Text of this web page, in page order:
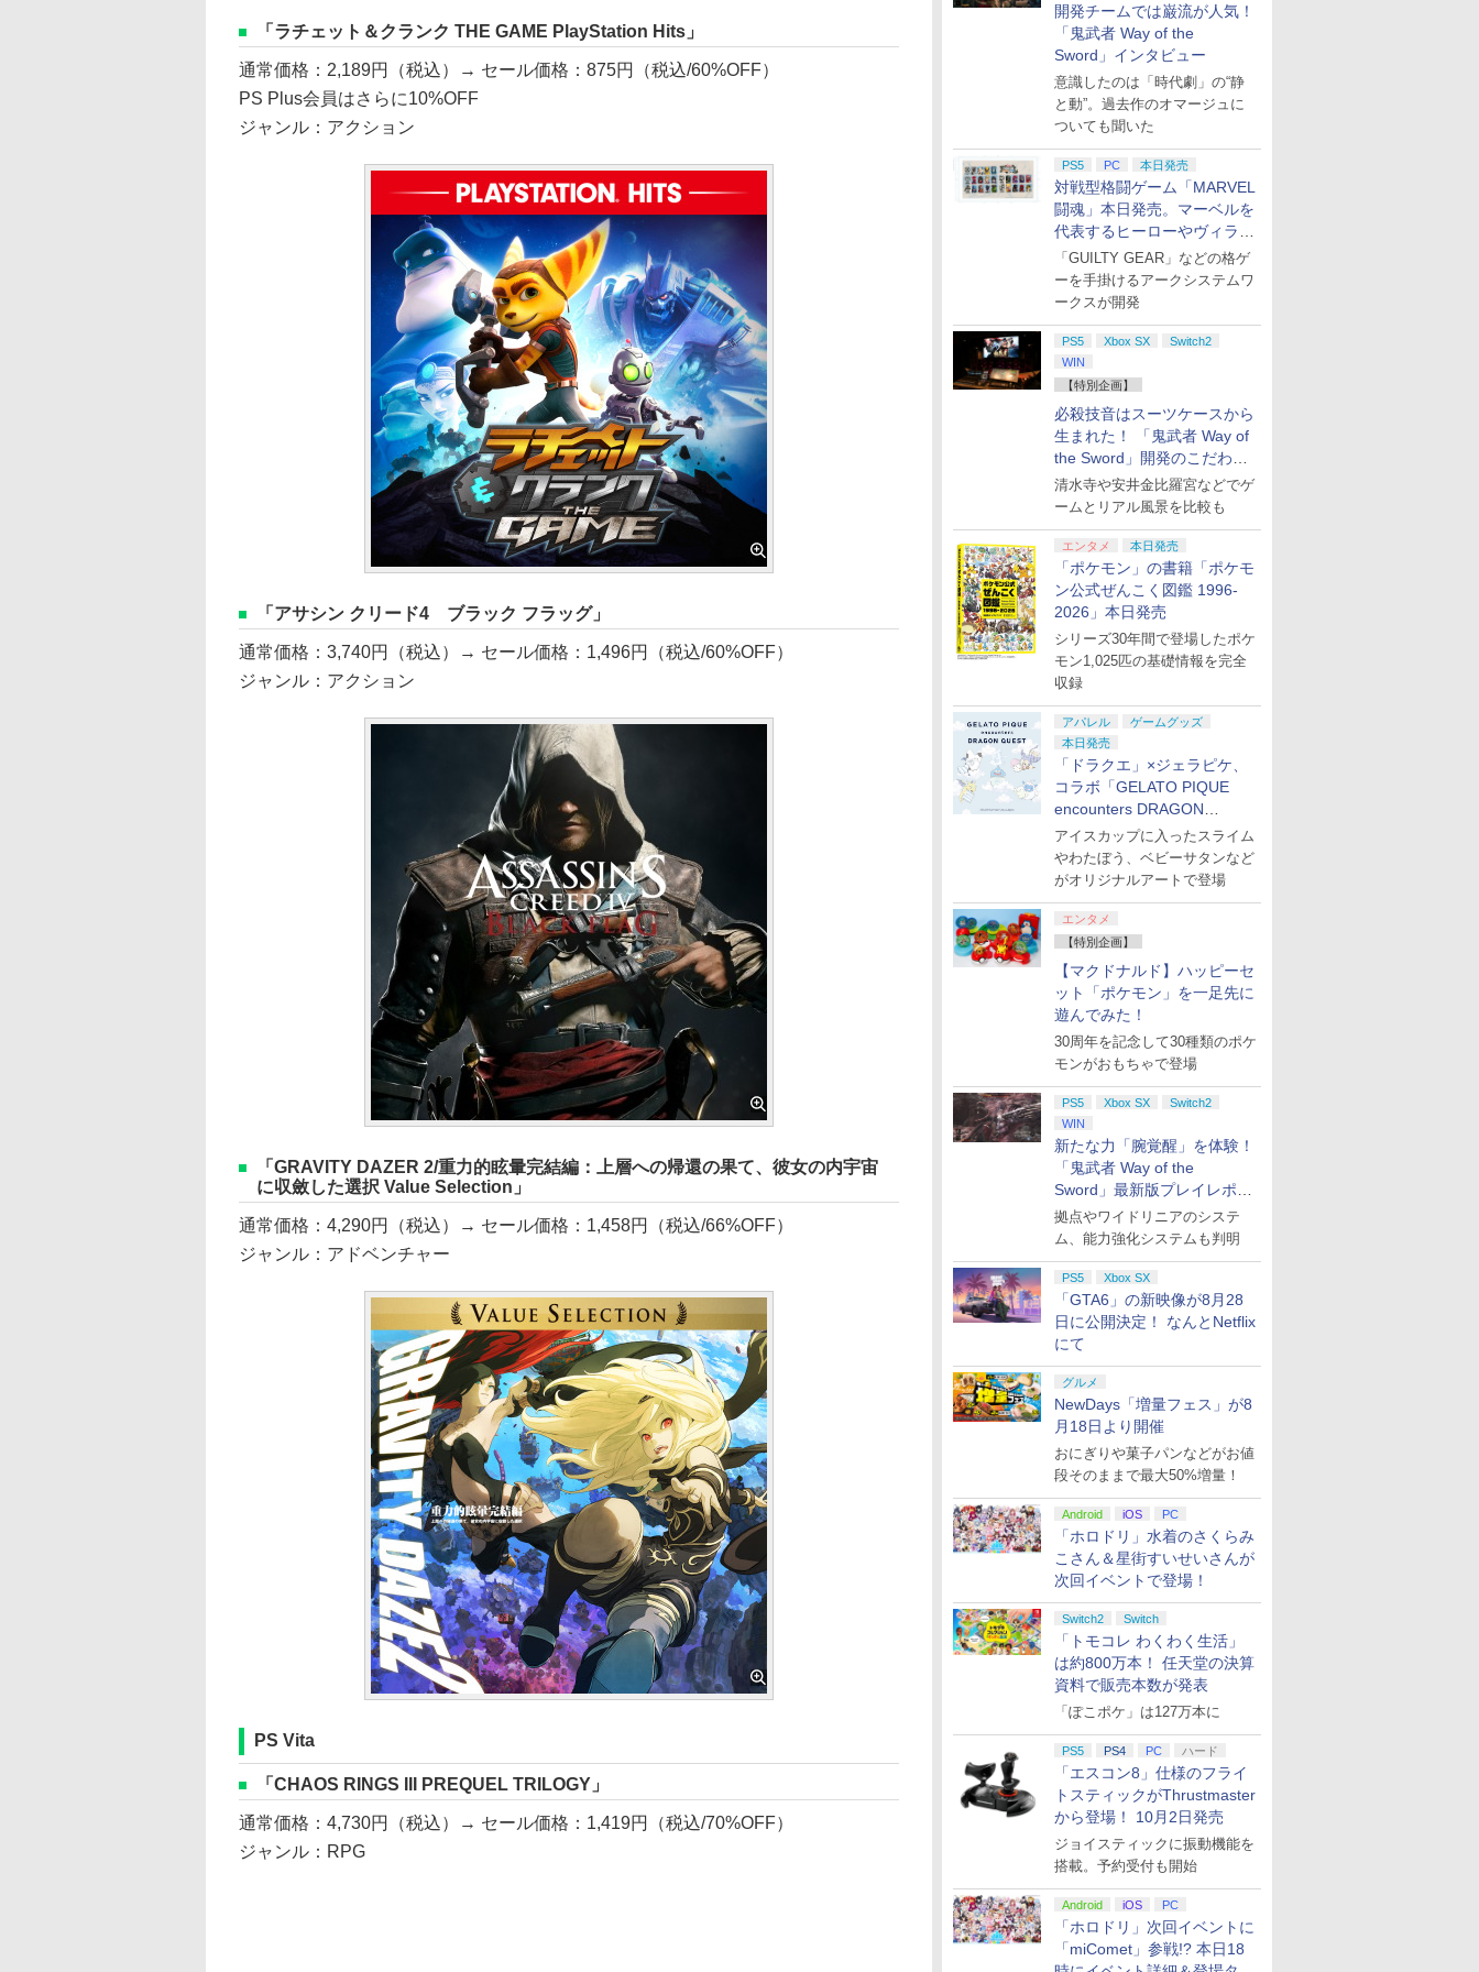
開発チームでは巌流が人気！
「鬼武者 Way of the
Sword」インタビュー
意識したのは「時代劇」の“静
と動”。過去作のオマージュに
ついても聞いた
PS5 PC 本日発売
対戦型格闘ゲーム「MARVEL
闘魂」本日発売。マーベルを
代表するヒーローやヴィラン
たちが登場
「GUILTY GEAR」などの格ゲ
ーを手掛けるアークシステムワ
ークスが開発
PS5 Xbox SX
Switch2
WIN
【特別企画】
必殺技音はスーツケースから
生まれた！ 「鬼武者 Way of
the Sword」開発のこだわり
を目撃！
清水寺や安井金比羅宮などでゲ
ームとリアル風景を比較も
エンタメ 本日発売
「ポケモン」の書籍「ポケモ
ン公式ぜんこく図鑑 1996-
2026」本日発売
シリーズ30年間で登場したポケ
モン1,025匹の基礎情報を完全
収録
アパレル
ゲームグッズ
本日発売
「ドラクエ」×ジェラピケ、
コラボ「GELATO PIQUE
encounters DRAGON
QUEST」第2弾が本日発売
アイスカップに入ったスライム
やわたぼう、ベビーサタンなど
がオリジナルアートで登場
エンタメ
【特別企画】
【マクドナルド】ハッピーセ
ット「ポケモン」を一足先に
遊んでみた！
30周年を記念して30種類のポケ
モンがおもちゃで登場
PS5 Xbox SX
Switch2
WIN
新たな力「腕覚醒」を体験！
「鬼武者 Way of the
Sword」最新版プレイレポー
ト
拠点やワイドリニアのシステ
ム、能力強化システムも判明
PS5 Xbox SX
「GTA6」の新映像が8月28
日に公開決定！ なんとNetflix
にて
グルメ
NewDays「増量フェス」が8
月18日より開催
おにぎりや菓子パンなどがお値
段そのままで最大50%増量！
Android iOS PC
「ホロドリ」水着のさくらみ
こさん＆星街すいせいさんが
次回イベントで登場！
Switch2 Switch
「トモコレ わくわく生活」
は約800万本！ 任天堂の決算
資料で販売本数が発表
「ぽこポケ」は127万本に
PS5 PS4 PC ハード
「エスコン8」仕様のフライ
トスティックがThrustmaster
から登場！ 10月2日発売
ジョイスティックに振動機能を
搭載。予約受付も開始
Android iOS PC
「ホロドリ」次回イベントに
「miComet」参戦!? 本日18
「ラチェット＆クランク THE GAME PlayStation Hits」
通常価格：2,189円（税込）→ セール価格：875円（税込/60%OFF）
PS Plus会員はさらに10%OFF
ジャンル：アクション
「アサシン クリード4 ブラック フラッグ」
通常価格：3,740円（税込）→ セール価格：1,496円（税込/60%OFF）
ジャンル：アクション
「GRAVITY DAZER 2/重力的眩暈完結編：上層への帰還の果て、彼女の内宇宙
に収斂した選択 Value Selection」
通常価格：4,290円（税込）→ セール価格：1,458円（税込/66%OFF）
ジャンル：アドベンチャー
PS Vita
「CHAOS RINGS III PREQUEL TRILOGY」
通常価格：4,730円（税込）→ セール価格：1,419円（税込/70%OFF）
ジャンル：RPG